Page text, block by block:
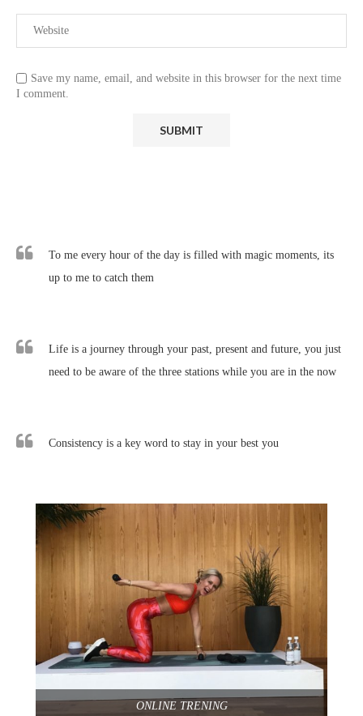
Save my name, email, and website in this browser for the next time
I comment.
To me every hour of the day is filled with magic moments, its
up to me to catch them
Life is a journey through your past, present and future, you just
need to be aware of the three stations while you are in the now
Consistency is a key word to stay in your best you
ONLINE TRENING